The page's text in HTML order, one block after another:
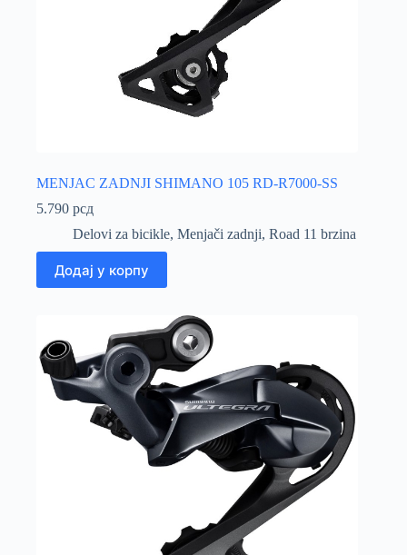
MENJAC ZADNJI SHIMANO 105 RD-R7000-SS
5.790 рсд
Delovi za bicikle, Menjači zadnji, Road 11 brzina
Додај у корпу